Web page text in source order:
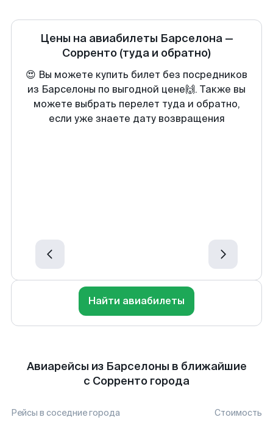
Цены на авиабилеты Барселона—
Сорренто (туда и обратно)
😍 Вы можете купить билет без посредников
из Барселоны по выгодной цене🙌. Также вы
можете выбрать перелет туда и обратно,
если уже знаете дату возвращения
Найти авиабилеты
Авиарейсы из Барселоны в ближайшие
с Сорренто города
Рейсы в соседние города Стоимость